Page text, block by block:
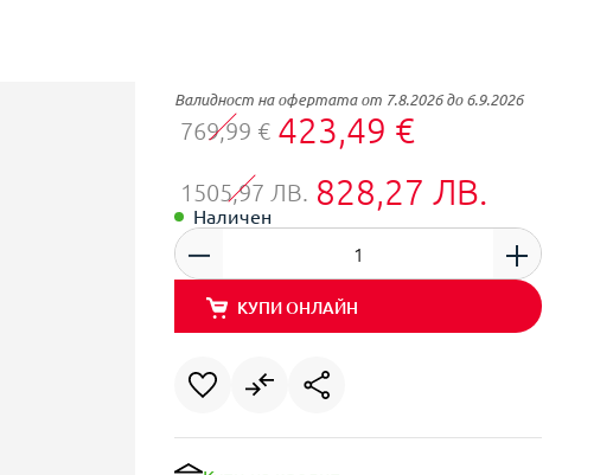
Валидност на офертата от 7.8.2026 до 6.9.2026
769,99 € 423,49 €
1505,97 ЛВ. 828,27 ЛВ.
Наличен
КУПИ ОНЛАЙН